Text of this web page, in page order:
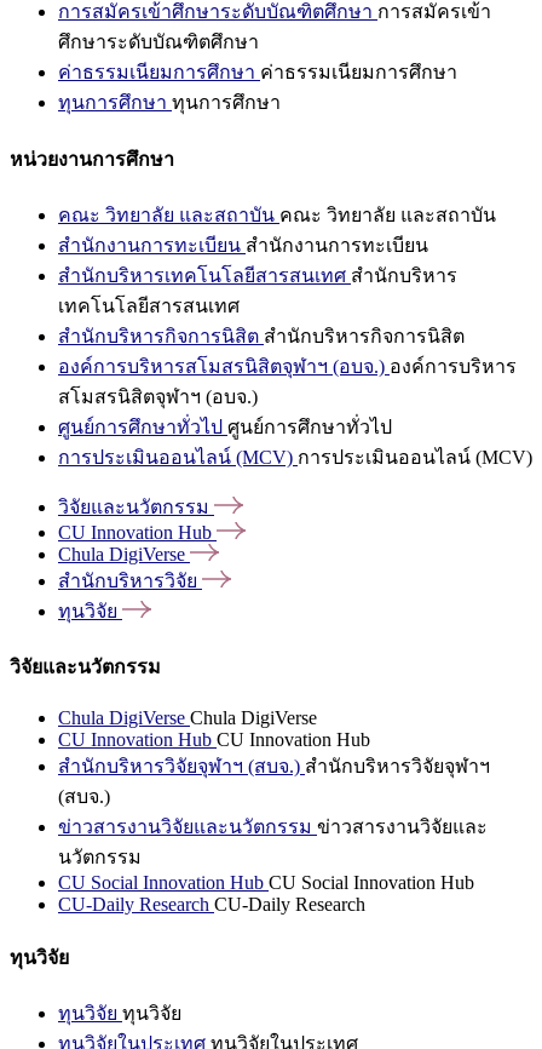
การสมัครเข้าศึกษาระดับบัณฑิตศึกษา การสมัครเข้า
ศึกษาระดับบัณฑิตศึกษา
ค่าธรรมเนียมการศึกษา ค่าธรรมเนียมการศึกษา
ทุนการศึกษา ทุนการศึกษา
หน่วยงานการศึกษา
คณะ วิทยาลัย และสถาบัน คณะ วิทยาลัย และสถาบัน
สำนักงานการทะเบียน สำนักงานการทะเบียน
สำนักบริหารเทคโนโลยีสารสนเทศ สำนักบริหาร
เทคโนโลยีสารสนเทศ
สำนักบริหารกิจการนิสิต สำนักบริหารกิจการนิสิต
องค์การบริหารสโมสรนิสิตจุฬาฯ (อบจ.) องค์การบริหาร
สโมสรนิสิตจุฬาฯ (อบจ.)
ศูนย์การศึกษาทั่วไป ศูนย์การศึกษาทั่วไป
การประเมินออนไลน์ (MCV) การประเมินออนไลน์ (MCV)
วิจัยและนวัตกรรม
CU Innovation Hub
Chula DigiVerse
สำนักบริหารวิจัย
ทุนวิจัย
วิจัยและนวัตกรรม
Chula DigiVerse Chula DigiVerse
CU Innovation Hub CU Innovation Hub
สำนักบริหารวิจัยจุฬาฯ (สบจ.) สำนักบริหารวิจัยจุฬาฯ
(สบจ.)
ข่าวสารงานวิจัยและนวัตกรรม ข่าวสารงานวิจัยและ
นวัตกรรม
CU Social Innovation Hub CU Social Innovation Hub
CU-Daily Research CU-Daily Research
ทุนวิจัย
ทุนวิจัย ทุนวิจัย
ทุนวิจัยในประเทศ ทุนวิจัยในประเทศ